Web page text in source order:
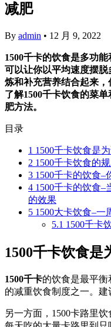
减肥
By admin • 12 月 9, 2022
1500千卡的饮食是多功
可以让你以平均速度摆
炼和补充营养结合起来，
了解1500千卡饮食的菜
肥方法。
目录
1 1500千卡饮食是
2 1500千卡饮食的规
3 1500千卡的饮食–
4 1500千卡的饮食
的效果
5 1500大卡饮食–一
5.1 1500千卡
1500千卡饮食是
1500千卡的饮食是最平衡
的减重饮食制度之一。建
另一方面，1500卡路里